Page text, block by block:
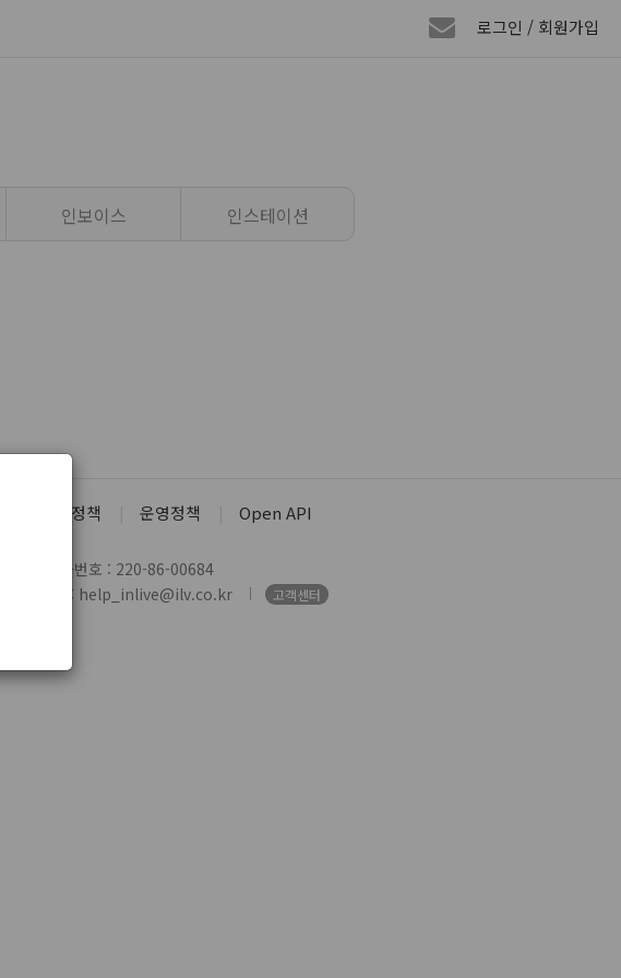
로그인 / 회원가입
인보이스 인스테이션
청소년 보호정책 운영정책 Open API
사업자번호 : 220-86-00684
제휴/문의 : help_inlive@ilv.co.kr 고객센터